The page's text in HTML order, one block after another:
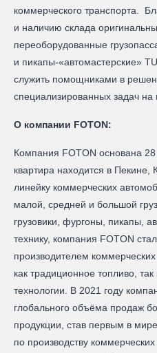
коммерческого транспорта.
и наличию склада
переоборудованные
и пикапы-«автомастерские»
служить помощниками в
специализированных задач
О компании FOTON:
Компания FOTON основана 28
квартира находится в Пекине,
линейку коммерческих
малой, средней и большой
грузовики, фургоны, пикапы,
технику, компания FOTON
производителем
как традиционное топливо,
технологии. В 2021 году
глобального объёма продаж
продукции, став первым в
по производству